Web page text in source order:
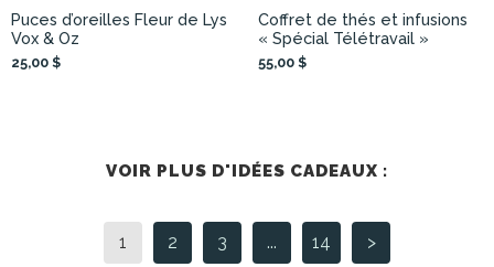
Puces d’oreilles Fleur de Lys
Vox & Oz
25,00 $
Coffret de thés et infusions
« Spécial Télétravail »
55,00 $
VOIR PLUS D'IDÉES CADEAUX :
1 2 3 ... 14 >